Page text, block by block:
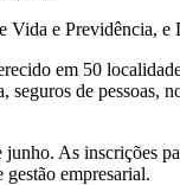
e Previdência,
em 50
de pessoas,
As inscrições
empresarial.